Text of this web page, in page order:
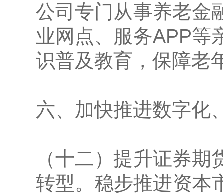
公司专门从事养老金
业网点、服务APP等
识普及教育，保障老
六、加快推进数字化
（十二）提升证券
转型。稳步推进资本